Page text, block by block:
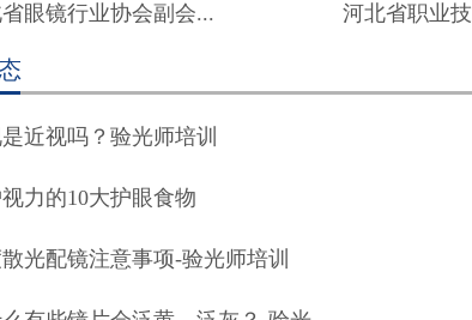
眼镜行业协会副会... 河北省职业
近视吗？验光师培训
力的10大护眼食物
光配镜注意事项-验光师培训